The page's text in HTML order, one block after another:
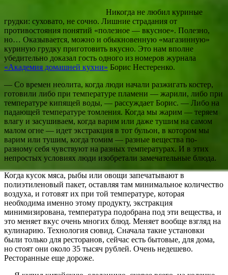
Никогда не любил куриные
грудки: суховато, не сочно. Лишние страдания от
противостояния понятий «полезное — вкусное». Полезно,
но… Оказывается, можно и обыкновенную «магазинную»
куриную грудку приготовить вкусно. Это нам вполне
убедительно доказал гость одного из номеров журнала
«Академия домашней кухни» Борис Нестеренко.
— Со времен неолита, когда люди начали разжигать костер,
готовили либо при температуре пламени — жарили, либо при
температуре кипящей воды, — рассуждает Борис. — Либо на
падающей температуре томления. Когда мы жарим — теряем
влагу и засушиваем, когда варим или даже тушим на самом
малом огне — идет экстракция в тот бульон, в котором мы
варим или тушим, когда томим — разные вещества по-
разному себя чувствуют на разных температурах. И в этих
непростых условиях люди изобретали замечательные блюда.
Когда кусок мяса, рыбы или овощи запечатывают в
полиэтиленовый пакет, оставляя там минимальное количество
воздуха, и готовят их при той температуре, которая
необходима именно этому продукту, экстракция
минимизирована, температура подобрана под эти вещества, и
это меняет вкус очень многих блюд. Меняет вообще взгляд на
кулинарию. Технология сювид. Сначала такие установки
были только для ресторанов, сейчас есть бытовые, для дома,
но стоят они около 35 тысяч рублей. Очень недешево.
Ресторанные еще дороже.